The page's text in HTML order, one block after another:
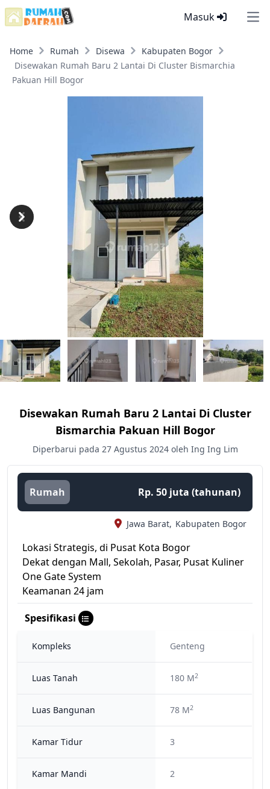
Masuk
Home Rumah Disewa
Kabupaten Bogor
Disewakan Rumah Baru 2 Lantai Di Cluster Bismarchia
Pakuan Hill Bogor
Previous
Next
Disewakan Rumah Baru 2 Lantai Di Cluster
Bismarchia Pakuan Hill Bogor
Diperbarui pada 27 Agustus 2024 oleh Ing Ing Lim
Rumah Rp. 50 juta (tahunan)
Jawa Barat, Kabupaten Bogor
Lokasi Strategis, di Pusat Kota Bogor
Dekat dengan Mall, Sekolah, Pasar, Pusat Kuliner
One Gate System
Keamanan 24 jam
Spesifikasi
Kompleks Genteng
Luas Tanah 180 M2
Luas Bangunan 78 M2
Kamar Tidur 3
Kamar Mandi 2